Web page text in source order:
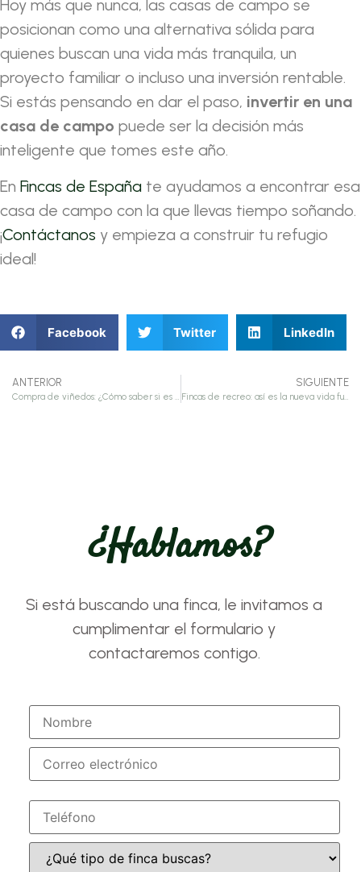
Hoy más que nunca, las casas de campo se
posicionan como una alternativa sólida para
quienes buscan una vida más tranquila, un
proyecto familiar o incluso una inversión rentable.
Si estás pensando en dar el paso, invertir en una
casa de campo puede ser la decisión más
inteligente que tomes este año.
En Fincas de España te ayudamos a encontrar esa
casa de campo con la que llevas tiempo soñando.
¡Contáctanos y empieza a construir tu refugio
ideal!
Facebook Twitter LinkedIn
ANTERIOR
Compra de viñedos: ¿Cómo saber si es una buena inversión?
SIGUIENTE
Fincas de recreo: así es la nueva vida fuera de la ciudad que muchos están eligiendo
¿hablamos?
Si está buscando una finca, le invitamos a
cumplimentar el formulario y
contactaremos contigo.